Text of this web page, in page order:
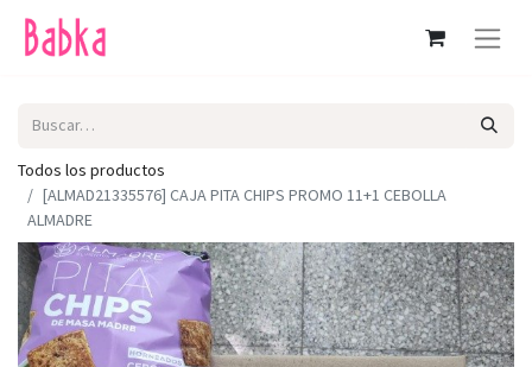
Todos los productos
[ALMAD21335576] CAJA PITA CHIPS PROMO 11+1 CEBOLLA
ALMADRE